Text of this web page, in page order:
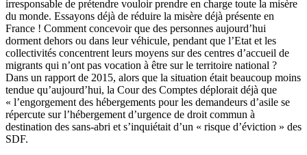
irresponsable de prétendre vouloir prendre en charge toute la misère
du monde. Essayons déjà de réduire la misère déjà présente en
France ! Comment concevoir que des personnes aujourd’hui
dorment dehors ou dans leur véhicule, pendant que l’Etat et les
collectivités concentrent leurs moyens sur des centres d’accueil de
migrants qui n’ont pas vocation à être sur le territoire national ?
Dans un rapport de 2015, alors que la situation était beaucoup moins
tendue qu’aujourd’hui, la Cour des Comptes déplorait déjà que
« l’engorgement des hébergements pour les demandeurs d’asile se
répercute sur l’hébergement d’urgence de droit commun à
destination des sans-abri et s’inquiétait d’un « risque d’éviction » des
SDF.